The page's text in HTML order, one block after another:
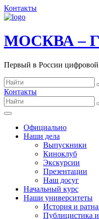
Контакты
МОСКВА –
Первый в России цифровой
Контакты
Официально
Наши дела
Выпускники
Киноклуб
Экскурсии
Презентации
Наш досуг
Начальный курс
Наши университеты
История и
Публицистика